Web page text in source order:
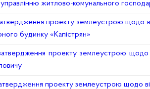
житлово-комунального
проекту землеустрою щодо
будинку «Капістрян»
проекту землеустрою щодо
проекту землеустрою щодо